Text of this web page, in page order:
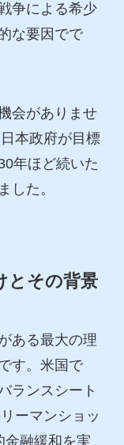
争による希少
な要因でで
会がありませ
本政府が目標
年ほど続いた
した。
とその背景
ある最大の理
す。米国で
ランスシート
ーマンショッ
金融緩和を実